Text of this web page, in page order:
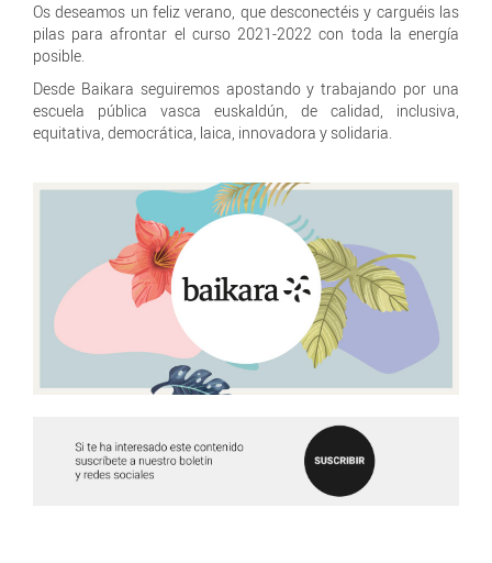
Os deseamos un feliz verano, que desconectéis y carguéis las
pilas para afrontar el curso 2021-2022 con toda la energía
posible.
Desde Baikara seguiremos apostando y trabajando por una
escuela pública vasca euskaldún, de calidad, inclusiva,
equitativa, democrática, laica, innovadora y solidaria.